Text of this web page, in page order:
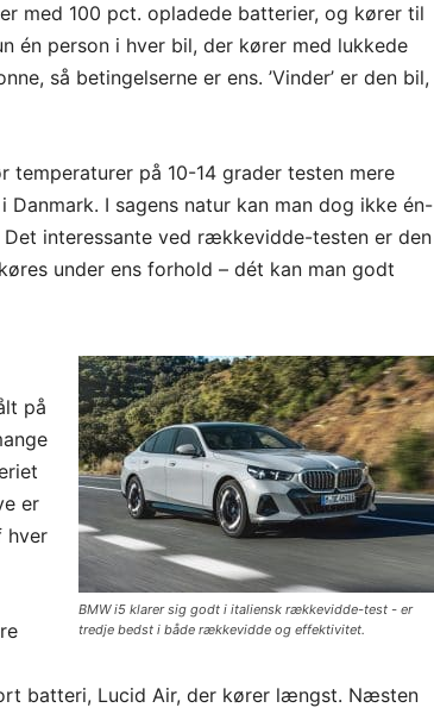
med 100 pct. opladede batterier, og kører til
én person i hver bil, der kører med lukkede
så betingelserne er ens. ’Vinder’ er den bil,
på 10-14 grader testen mere
I sagens natur kan man dog ikke én-
interessante ved rækkevidde-testen er den
under ens forhold – dét kan man godt
BMW i5 klarer sig godt i italiensk rækkevidde-test - er
tredje bedst i både rækkevidde og effektivitet.
på
er
hver
batteri, Lucid Air, der kører længst. Næsten